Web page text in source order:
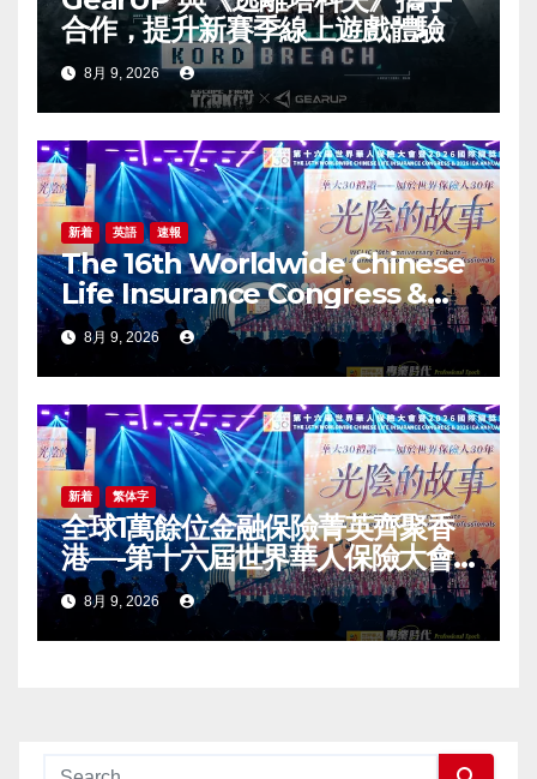
合作，提升新賽季線上遊戲體驗
8月 9, 2026
新着 英語 速報
The 16th Worldwide Chinese
Life Insurance Congress &
2026 International Dragon
Award (IDA) Annual
Conference Grandly Held
8月 9, 2026
新着 繁体字
全球1萬餘位金融保險菁英齊聚香
港—-第十六屆世界華人保險大會
暨2026國際龍獎IDA年會盛大舉
辦8月 9, 2026